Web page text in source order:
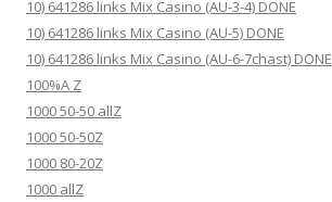
10) 641286 links Mix Casino (AU-3-4) DONE
10) 641286 links Mix Casino (AU-5) DONE
10) 641286 links Mix Casino (AU-6-7chast) DONE
100%A Z
1000 50-50 allZ
1000 50-50Z
1000 80-20Z
1000 allZ